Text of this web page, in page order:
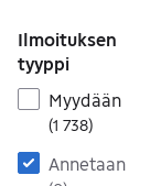
Ilmoituksen
tyyppi
Myydään
(1 738)
Annetaan